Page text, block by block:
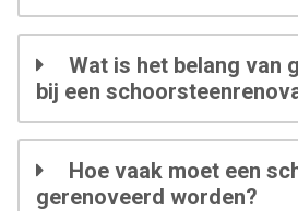
Wat is het belang van
bij een
Hoe vaak moet een
gerenoveerd worden?